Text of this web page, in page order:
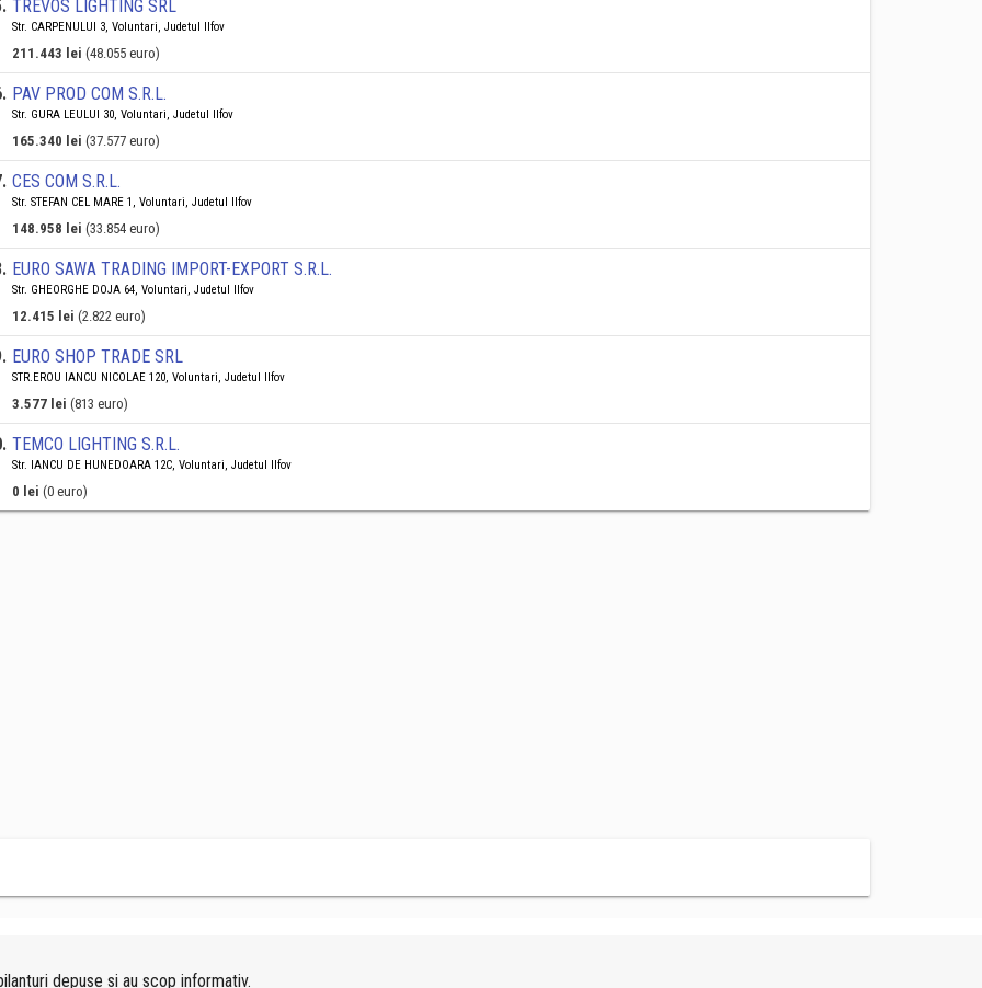
. TREVOS LIGHTING SRL
Str. CARPENULUI 3, Voluntari, Judetul Ilfov
211.443 lei (48.055 euro)
. PAV PROD COM S.R.L.
Str. GURA LEULUI 30, Voluntari, Judetul Ilfov
165.340 lei (37.577 euro)
. CES COM S.R.L.
Str. STEFAN CEL MARE 1, Voluntari, Judetul Ilfov
148.958 lei (33.854 euro)
. EURO SAWA TRADING IMPORT-EXPORT S.R.L.
Str. GHEORGHE DOJA 64, Voluntari, Judetul Ilfov
12.415 lei (2.822 euro)
. EURO SHOP TRADE SRL
STR.EROU IANCU NICOLAE 120, Voluntari, Judetul Ilfov
3.577 lei (813 euro)
. TEMCO LIGHTING S.R.L.
Str. IANCU DE HUNEDOARA 12C, Voluntari, Judetul Ilfov
0 lei (0 euro)
depuse si au scop informativ.